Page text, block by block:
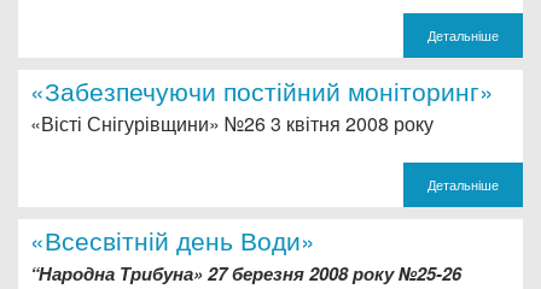
Детальніше
«Забезпечуючи постійний моніторинг»
«Вісті Снігурівщини» №26 3 квітня 2008 року
Детальніше
«Всесвітній день Води»
“Народна Трибуна» 27 березня 2008 року №25-26